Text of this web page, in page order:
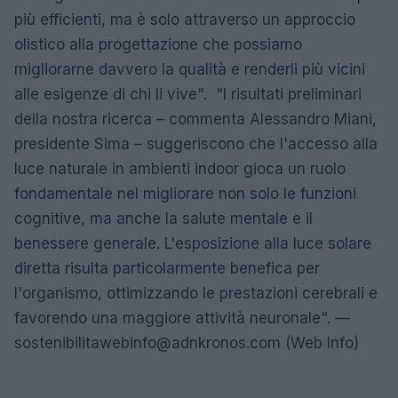
più efficienti, ma è solo attraverso un approccio
olistico alla progettazione che possiamo
migliorarne davvero la qualità e renderli più vicini
alle esigenze di chi li vive". "I risultati preliminari
della nostra ricerca – commenta Alessandro Miani,
presidente Sima – suggeriscono che l'accesso alla
luce naturale in ambienti indoor gioca un ruolo
fondamentale nel migliorare non solo le funzioni
cognitive, ma anche la salute mentale e il
benessere generale. L'esposizione alla luce solare
diretta risulta particolarmente benefica per
l'organismo, ottimizzando le prestazioni cerebrali e
favorendo una maggiore attività neuronale". —
sostenibilitawebinfo@adnkronos.com (Web Info)